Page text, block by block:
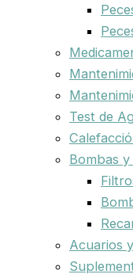
Test de
Bombas
Acuarios